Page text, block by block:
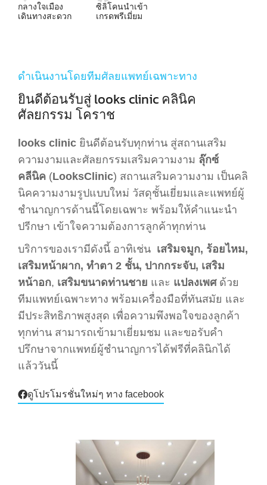
กลางใจเมือง
เดินทางสะดวก
ซิลิโคนนำเข้า
เกรดพรีเมี่ยม
ดำเนินงานโดยทีมศัลยแพทย์เฉพาะทาง
ยินดีต้อนรับสู่ looks clinic คลินิค
ศัลยกรรม โคราช
looks clinic ยินดีต้อนรับทุกท่าน สู่สถานเสริม
ความงามและศัลยกรรมเสริมความงาม ลุ๊กซ์
คลีนิค (LooksClinic) สถานเสริมความงาม เป็นคลิ
นิคความงามรูปแบบใหม่ วัสดุชั้นเยี่ยมและแพทย์ผู้
ชำนาญการด้านนี้โดยเฉพาะ พร้อมให้คำแนะนำ
ปรีกษา เข้าใจความต้องการลูกค้าทุกท่าน
บริการของเรามีดังนี้ อาทิเช่น เสริมจมูก, ร้อยไหม,
เสริมหน้าผาก, ทำตา 2 ชั้น, ปากกระจับ, เสริม
หน้าอก, เสริมขนาดท่านชาย และ แปลงเพศ ด้วย
ทีมแพทย์เฉพาะทาง พร้อมเครื่องมือที่ทันสมัย และ
มีประสิทธิภาพสูงสุด เพื่อความพึงพอใจของลูกค้า
ทุกท่าน สามารถเข้ามาเยี่ยมชม และขอรับคำ
ปรึกษาจากแพทย์ผู้ชำนาญการได้ฟรีที่คลินิกได้
แล้ววันนี้
ดูโปรโมรชั่นใหม่ๆ ทาง facebook